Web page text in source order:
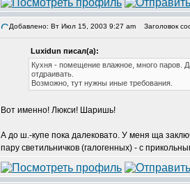
Добавлено: Вт Июл 15, 2003 9:27 am Заголовок
Luxidun писал(а):
Кухня - помещение влажное, много паров.
отдраивать.
Возможно, тут нужны иные требования.
Вот именно! Люкси! Шаришь!
А до ш.-купе пока далековато. У меня ща
пару светильничков (галогенных) - с